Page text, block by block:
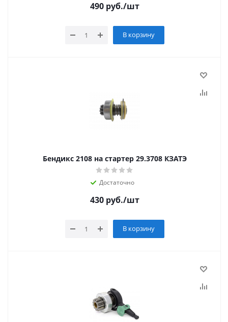
490руб./шт
В корзину
Бендикс 2108 на стартер 29.3708 КЗАТЭ
Достаточно
430руб./шт
В корзину